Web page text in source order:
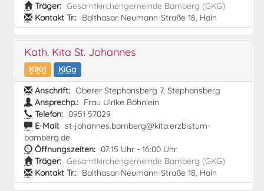
Träger: Gesamtkirchengemeinde Bamberg (GKG)
Kontakt Tr.: Balthasar-Neumann-Straße 18, Hain
Kath. Kita St. Johannes
KiKri
KiGa
Anschrift: Oberer Stephansberg 7, Stephansberg
Ansprechp.: Frau Ulrike Böhnlein
Telefon: 0951 57029
E-Mail: st-johannes.bamberg@kita.erzbistum-
bamberg.de
Öffnungszeiten: 07:15 Uhr - 16:00 Uhr
Träger: Gesamtkirchengemeinde Bamberg (GKG)
Kontakt Tr.: Balthasar-Neumann-Straße 18, Hain